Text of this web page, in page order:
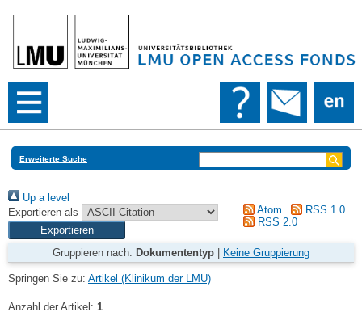
Erweiterte Suche
Up a level
Exportieren als
Atom
RSS 1.0
RSS 2.0
Gruppieren nach: Dokumententyp Keine Gruppierung
Springen Sie zu: Artikel (Klinikum der LMU)
Anzahl der Artikel: 1.